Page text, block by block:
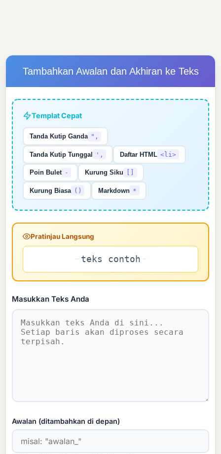
Tambahkan Awalan dan Akhiran ke Teks
Templat Cepat
Tanda Kutip Ganda ",
Tanda Kutip Tunggal ', Daftar HTML <li>
Poin Bulet - Kurung Siku
Kurung Biasa () Markdown *
Pratinjau Langsung
teks contoh
Masukkan Teks Anda
Awalan (ditambahkan di depan)